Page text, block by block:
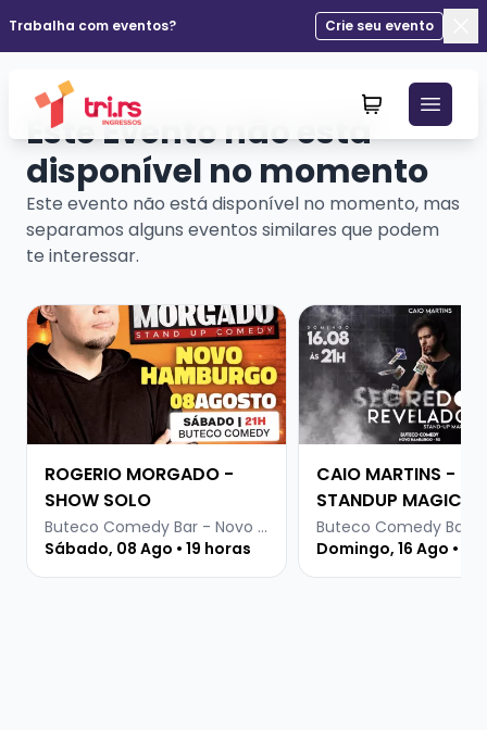
Trabalha com eventos?
Crie seu evento
Este Evento não está
disponível no momento
Este evento não está disponível no momento, mas
separamos alguns eventos similares que podem
te interessar.
Veja mais sobre ROGERIO MORGADO - SHOW SOLO
ROGERIO MORGADO -
SHOW SOLO
Buteco Comedy Bar - Novo Hamburgo
Sábado, 08 Ago • 19 horas
Veja mais sobre CAIO
CAIO MARTINS -
STANDUP MAGIC
Domingo, 16 Ago • 19